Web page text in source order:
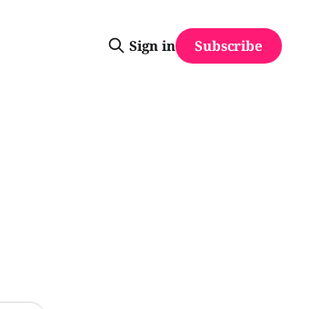
Sign in Subscribe